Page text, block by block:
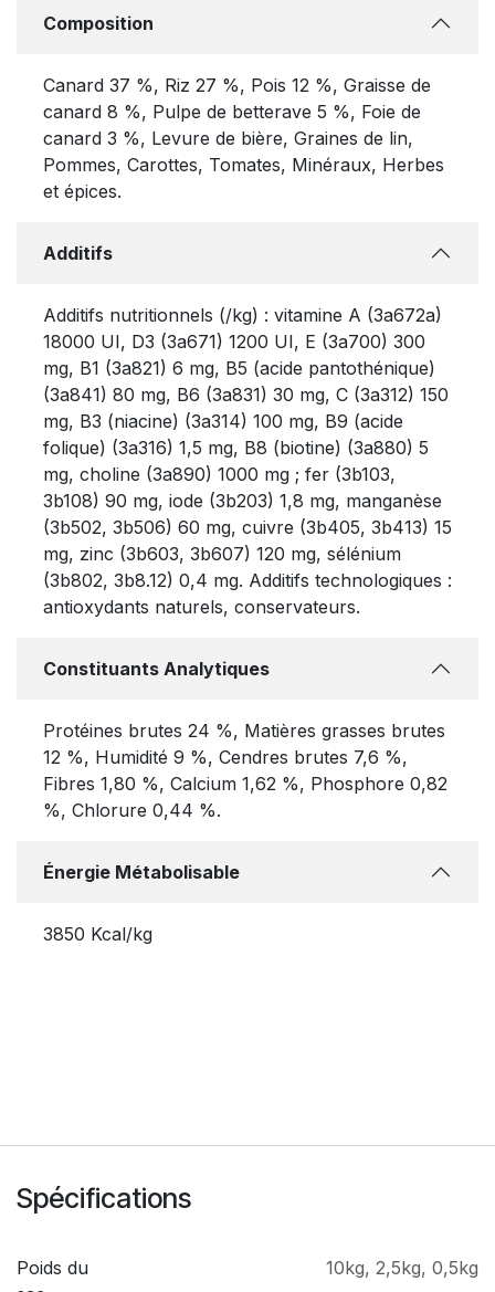
Composition
Canard 37 %, Riz 27 %, Pois 12 %, Graisse de
canard 8 %, Pulpe de betterave 5 %, Foie de
canard 3 %, Levure de bière, Graines de lin,
Pommes, Carottes, Tomates, Minéraux, Herbes
et épices.
Additifs
Additifs nutritionnels (/kg) : vitamine A (3a672a)
18000 UI, D3 (3a671) 1200 UI, E (3a700) 300
mg, B1 (3a821) 6 mg, B5 (acide pantothénique)
(3a841) 80 mg, B6 (3a831) 30 mg, C (3a312) 150
mg, B3 (niacine) (3a314) 100 mg, B9 (acide
folique) (3a316) 1,5 mg, B8 (biotine) (3a880) 5
mg, choline (3a890) 1000 mg ; fer (3b103,
3b108) 90 mg, iode (3b203) 1,8 mg, manganèse
(3b502, 3b506) 60 mg, cuivre (3b405, 3b413) 15
mg, zinc (3b603, 3b607) 120 mg, sélénium
(3b802, 3b8.12) 0,4 mg. Additifs technologiques :
antioxydants naturels, conservateurs.
Constituants Analytiques
Protéines brutes 24 %, Matières grasses brutes
12 %, Humidité 9 %, Cendres brutes 7,6 %,
Fibres 1,80 %, Calcium 1,62 %, Phosphore 0,82
%, Chlorure 0,44 %.
Énergie Métabolisable
3850 Kcal/kg
Spécifications
Poids du
10kg, 2,5kg, 0,5kg